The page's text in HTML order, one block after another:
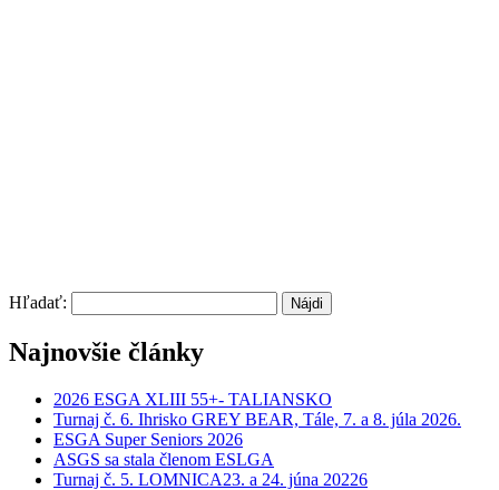
Hľadať:
Najnovšie články
2026 ESGA XLIII 55+- TALIANSKO
Turnaj č. 6. Ihrisko GREY BEAR, Tále, 7. a 8. júla 2026.
ESGA Super Seniors 2026
ASGS sa stala členom ESLGA
Turnaj č. 5. LOMNICA23. a 24. júna 20226